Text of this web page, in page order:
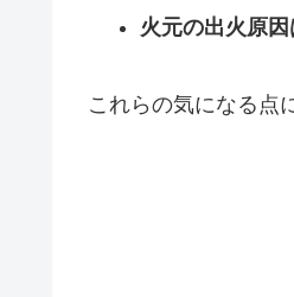
火元の出火原因
これらの気になる点